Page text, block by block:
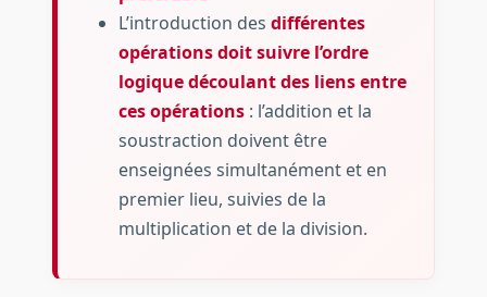
L’introduction des différentes
opérations doit suivre l’ordre
logique découlant des liens entre
ces opérations: l’addition et la
soustraction doivent être
enseignées simultanément et en
premier lieu, suivies de la
multiplication et de la division.